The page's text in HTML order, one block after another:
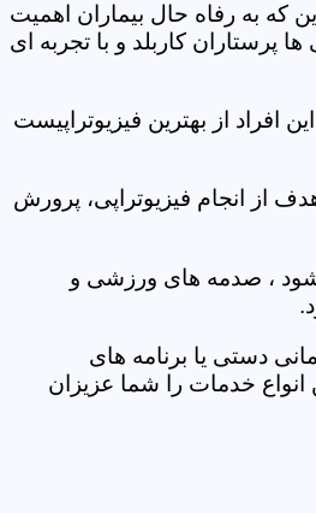
که به رفاه حال بیماران اهمیت
کاربلد و با تجربه ای
از بهترین فیزیوتراپیست
از انجام فیزیوتراپی، پرورش
شود ، صدمه های ورزشی و
دستی یا برنامه های
خدمات را شما عزیزان